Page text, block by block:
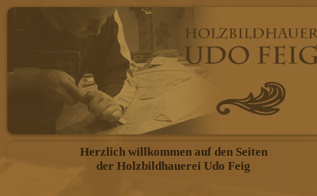
Herzlich willkommen auf den Seiten
der Holzbildhauerei Udo Feig